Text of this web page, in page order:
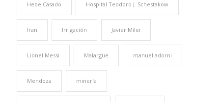
Hebe Casado Hospital Teodoro J. Schestakow
Iran Irrigación Javier Milei
Lionel Messi Malargüe manuel adorni
Mendoza minería